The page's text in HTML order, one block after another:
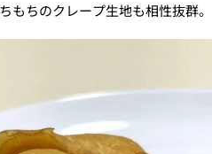
もちのクレープ生地も相性抜群。